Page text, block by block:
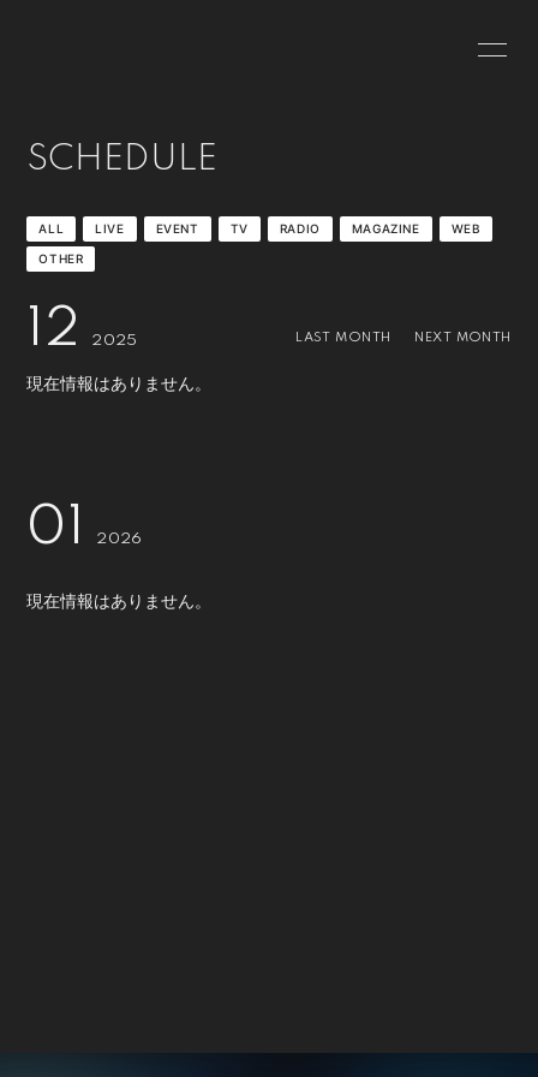
SCHEDULE
VIDEO DISCOGRAPHY
無料会員登録
SCHEDULE
ALL LIVE EVENT TV RADIO MAGAZINE WEB
OTHER
12 2025 LAST MONTH NEXT MONTH
現在情報はありません。
01 2026
現在情報はありません。